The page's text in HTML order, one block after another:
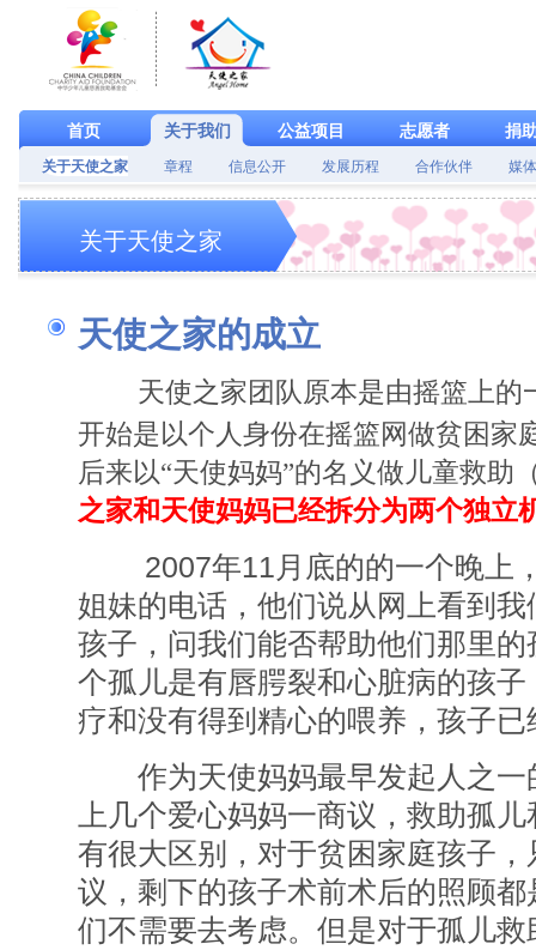
首页 关于我们 公益项目 志愿者 捐
关于天使之家 章程 信息公开 发展历程 合作伙伴 媒
关于天使之家
天使之家的成立
天使之家团队原本是由摇篮上的
开始是以个人身份在摇篮网做贫困家
后来以“天使妈妈”的名义做儿童救助
之家和天使妈妈已经拆分为两个独立
2007年11月底的的一个晚上
姐妹的电话，他们说从网上看到
孩子，问我们能否帮助他们那里
个孤儿是有唇腭裂和心脏病的孩
疗和没有得到精心的喂养，孩子
作为天使妈妈最早发起人之一
上几个爱心妈妈一商议，救助孤
有很大区别，对于贫困家庭孩子
议，剩下的孩子术前术后的照顾
们不需要去考虑。但是对于孤儿